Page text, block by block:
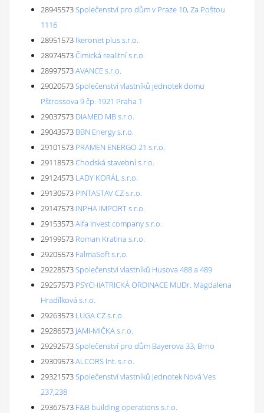
28945573Společenství pro dům v Praze 10, Za Poštou
1116
28951573 Ikeronet plus s.r.o.
28974573Čimická realitní s.r.o.
28997573AVANCE s.r.o.
29020573Společenství vlastníků jednotek domu
Pštrossova 9 čp. 1921 Praha 1
29037573 DIAMED MB s.r.o.
29043573 BBN Energy s.r.o.
29101573 PRAMEN ENERGO 21 s.r.o.
29118573Chodská stavební s.r.o.
29124573 LADY KORÁL s.r.o.
29130573 PINTASTAV CZ s.r.o.
29147573 INPHA IMPORT s.r.o.
29153573Alfa Invest company s.r.o.
29199573 Roman Kratina s.r.o.
29205573 FalmaSoft s.r.o.
29228573Společenství vlastníků Husova 488 a 489
29257573 PSYCHIATRICKÁ ORDINACE MUDr. Magdalena
Hradílková s.r.o.
29263573 LUGA CZ s.r.o.
29286573 JAMI-MIČKA s.r.o.
29292573Společenství pro dům Bayerova 33, Brno
29309573ALCORS Int. s.r.o.
29321573Společenství vlastníků jednotek Nová Ves
237,238
29367573 F&B building operations s.r.o.